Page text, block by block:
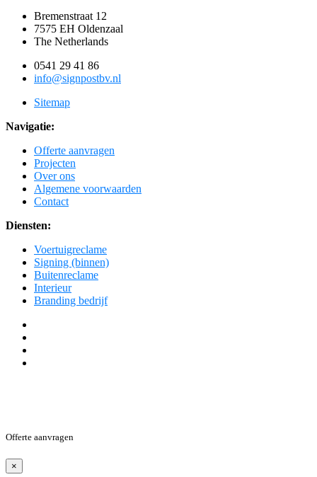
Bremenstraat 12
7575 EH Oldenzaal
The Netherlands
0541 29 41 86
info@signpostbv.nl
Sitemap
Navigatie:
Offerte aanvragen
Projecten
Over ons
Algemene voorwaarden
Contact
Diensten:
Voertuigreclame
Signing (binnen)
Buitenreclame
Interieur
Branding bedrijf
Offerte aanvragen
×